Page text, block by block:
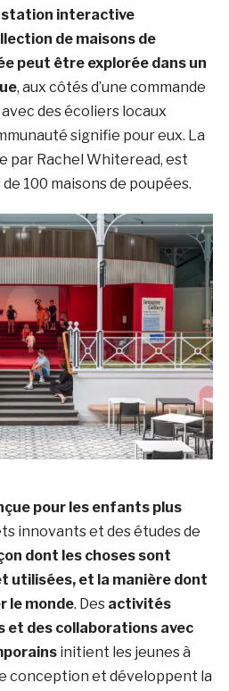
station interactive
de maisons de
peut être explorée dans un
, aux côtés d’une commande
des écoliers locaux
signifie pour eux. La
par Rachel Whiteread, est
100 maisons de poupées.
pour les enfants plus
innovants et des études de
dont les choses sont
utilisées, et la manière dont
le monde. Des activités
et des collaborations avec
initient les jeunes à
conception et développent la